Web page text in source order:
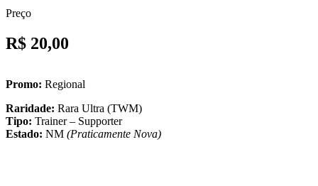
Preço
R$ 20,00
Promo: Regional
Raridade: Rara Ultra (TWM)
Tipo: Trainer – Supporter
Estado: NM (Praticamente Nova)